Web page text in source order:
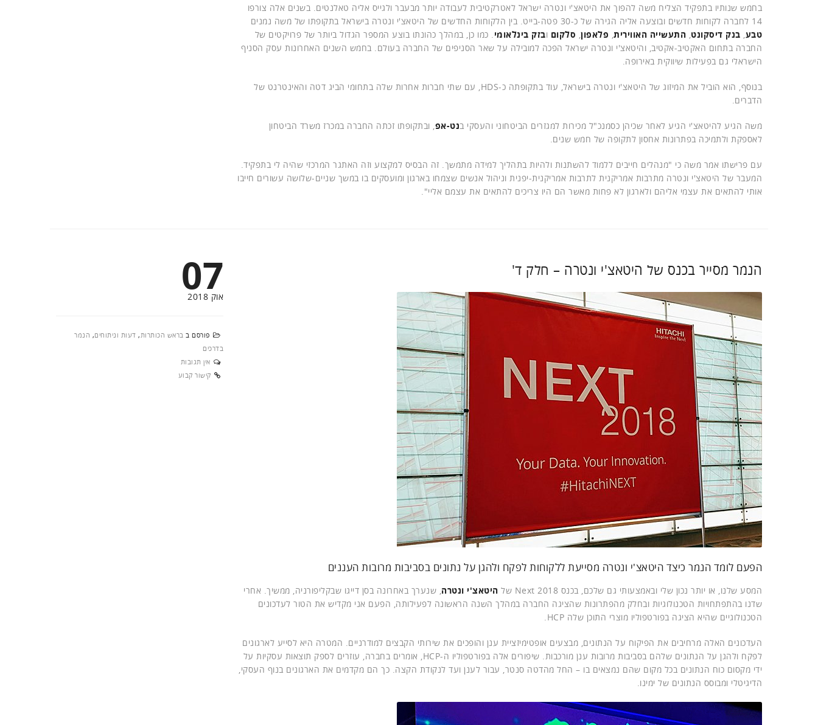
בחמש שנותיו בתפקיד הצליח משה להפוך את היטאצ'י ונטרה ישראל לאטרקטיבית לעבודה יותר מבעבר ולגייס אליה טאלנטים. בשנים אלה צורפו
14 לחברה לקוחות חדשים ובוצעה אליה הגירה של כ-30 פטה-בייט. בין הלקוחות החדשים של היטאצ'י ונטרה בישראל בתקופתו של משה נמנים
טבע, בנק דיסקונט, התעשייה האווירית, פלאפון, סלקום ובזק בינלאומי. כמו כן, במהלך כהונתו בוצע המספר הגדול ביותר של פרויקטים של
החברה בתחום האקטיב-אקטיב, והיטאצ'י ונטרה ישראל הפכה למובילה על שאר הסניפים של החברה בעולם. בחמש השנים האחרונות עסק הסניף
הישראלי גם בפעילות שיווקית באירופה.
בנוסף, הוא הוביל את המיזוג של היטאצ'י ונטרה בישראל, עוד בתקופתה כ-HDS, עם שתי חברות אחרות שלה בתחומי הביג דטה והאינטרנט של
הדברים.
משה הגיע להיטאצ'י הגיע לאחר שכיהן כסמנכ"ל מכירות למגזרים הביטחוני והעסקי בנט-אפ, ובתקופתו זכתה החברה במכרז משרד הביטחון
לאספקת ולתמיכה בפתרונות אחסון לתקופה של חמש שנים.
עם פרישתו אמר משה כי "מנהלים חייבים ללמוד להשתנות ולהיות בתהליך למידה מתמשך. זה הבסיס למקצוע וזה האתגר המרכזי שהיה לי בתפקיד.
המעבר של היטאצ'י ונטרה מתרבות אמריקנית לתרבות אמריקנית-יפנית וניהול אנשים שצמחו בארגון ומועסקים בו במשך שניים-שלושה עשורים חייבו
אותי להתאים את עצמי אליהם ולארגון לא פחות מאשר הם היו צריכים להתאים את עצמם אליי".
07
אוק 2018
פורסם ב בראש הכותרות, דעות וניתוחים, הנמר
בדרכים
אין תגובות
קישור קבוע
הנמר מסייר בכנס של היטאצ'י ונטרה – חלק ד'
הפעם לומד הנמר כיצד היטאצ'י ונטרה מסייעת ללקוחות לפקח ולהגן על נתונים בסביבות מרובות העננים
המסע שלנו, או יותר נכון שלי ובאמצעותי גם שלכם, בכנס Next 2018 של היטאצ'י ונטרה, שנערך באחרונה בסן דייגו שבקליפורניה, ממשיך. אחרי
שדנו בהתפתחויות הטכנולוגיות ובחלק מהפתרונות שהציגה החברה במהלך השנה הראשונה לפעילותה, הפעם אני מקדיש את הטור לעדכונים
הטכנולוגיים שהיא הציגה בפורטפוליו מוצרי התוכן שלה HCP.
העדכונים האלה מרחיבים את הפיקוח על הנתונים, מבצעים אופטימיזציית ענן והופכים את שירותי הקבצים למודרניים. המטרה היא לסייע לארגונים
לפקח ולהגן על הנתונים שלהם בסביבות מרובות ענן מורכבות. שיפורים אלה בפורטפוליו ה-HCP, אומרים בחברה, עוזרים לספק תוצאות עסקיות על
ידי מקסום כוח הנתונים בכל מקום שהם נמצאים בו – החל מהדטה סנטר, עבור לענן ועד לנקודת הקצה. כך הם מקדמים את הארגונים בנוף העסקי,
הדיגיטלי ומבוסס הנתונים של ימינו.